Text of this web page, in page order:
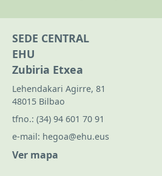
SEDE CENTRAL
EHU
Zubiria Etxea
Lehendakari Agirre, 81
48015 Bilbao
tfno.: (34) 94 601 70 91
e-mail: hegoa@ehu.eus
Ver mapa